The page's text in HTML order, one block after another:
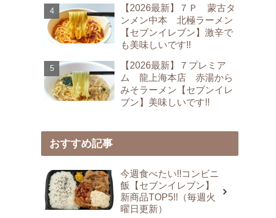
【2026最新】７Ｐ 蒙古タ
ンメン中本 北極ラーメン
【セブンイレブン】激辛で
も美味しいです!!
【2026最新】７プレミア
ム 龍上海本店 赤湯から
みそラーメン【セブンイレ
ブン】美味しいです!!
おすすめ記事
今週食べたい!!コンビニ
飯【セブンイレブン】
新商品TOP5!!（毎週火
曜日更新）